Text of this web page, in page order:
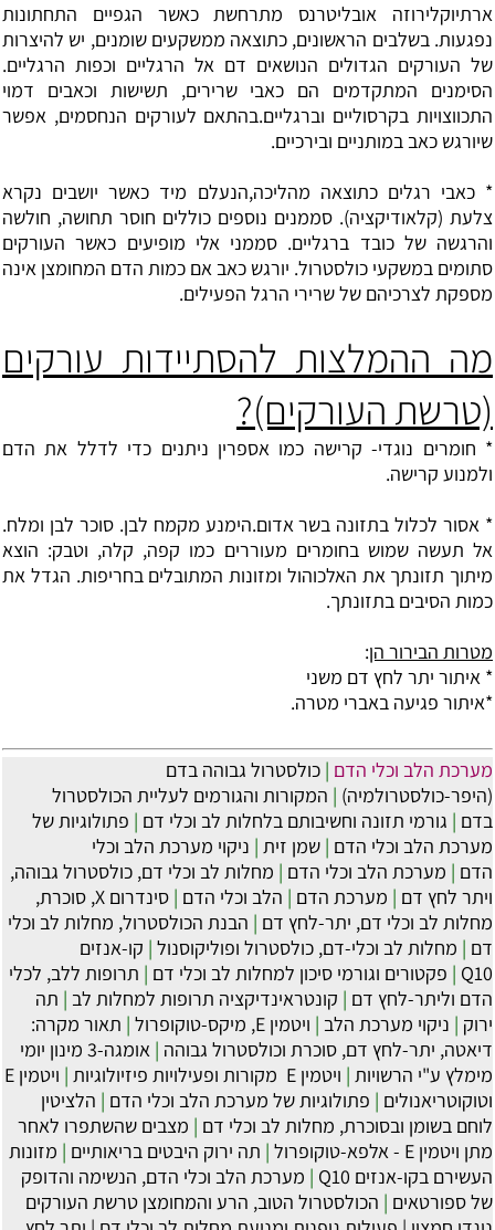
ארתיוקלירוזה אובליטרנס מתרחשת כאשר הגפיים התחתונות
נפגעות. בשלבים הראשונים, כתוצאה ממשקעים שומנים, יש להיצרות
של העורקים הגדולים הנושאים דם אל הרגליים וכפות הרגליים.
הסימנים המתקדמים הם כאבי שרירים, תשישות וכאבים דמוי
התכווצויות בקרסוליים וברגליים.בהתאם לעורקים הנחסמים, אפשר
שיורגש כאב במותניים ובירכיים.
* כאבי רגלים כתוצאה מהליכה,הנעלם מיד כאשר יושבים נקרא
צלעת (קלאודיקציה). סממנים נוספים כוללים חוסר תחושה, חולשה
והרגשה של כובד ברגליים. סממני אלי מופיעים כאשר העורקים
סתומים במשקעי כולסטרול. יורגש כאב אם כמות הדם המחומצן אינה
מספקת לצרכיהם של שרירי הרגל הפעילים.
מה ההמלצות להסתיידות עורקים
(טרשת העורקים)?
* חומרים נוגדי- קרישה כמו אספרין ניתנים כדי לדלל את הדם
ולמנוע קרישה.
* אסור לכלול בתזונה בשר אדום.הימנע מקמח לבן. סוכר לבן ומלח.
אל תעשה שמוש בחומרים מעוררים כמו קפה, קלה, וטבק: הוצא
מיתוך תזונתך את האלכוהול ומזונות המתובלים בחריפות. הגדל את
כמות הסיבים בתזונתך.
מטרות הבירור הן:
* איתור יתר לחץ דם משני
*איתור פגיעה באברי מטרה.
מערכת הלב וכלי הדם | כולסטרול גבוהה בדם
(היפר-כולסטרולמיה) | המקורות והגורמים לעליית הכולסטרול
בדם | גורמי תזונה וחשיבותם בלחלות לב וכלי דם | פתולוגיות של
מערכת הלב וכלי הדם | שמן זית | ניקוי מערכת הלב וכלי
הדם | מערכת הלב וכלי הדם | מחלות לב וכלי דם, כולסטרול גבוהה,
ויתר לחץ דם | מערכת הדם | הלב וכלי הדם |
סינדרום X, סוכרת,
מחלות לב וכלי דם, יתר-לחץ דם | הבנת הכולסטרול, מחלות לב וכלי
דם | מחלות לב וכלי-דם, כולסטרול ופוליקוסנול | קו-אנזים
Q10
| פקטורים וגורמי סיכון למחלות לב וכלי דם | תרופות ללב, לכלי
הדם וליתר-לחץ דם | קונטראינדיקציה תרופות למחלות לב | תה
ירוק | ניקוי מערכת הלב | ויטמין E, מיקס-טוקופרול | תאור מקרה:
דיאטה, יתר-לחץ דם, סוכרת וכולסטרול גבוהה |
אומגה-3 מינון יומי
מימלץ ע"י הרשויות | ‏ויטמין E מקורות ופעילויות פיזיולוגיות |
ויטמין E
וטוקוטריאנולים | פתולוגיות של מערכת הלב וכלי הדם | הלציטין
לוחם בשומן ובסוכרת, מחלות לב וכלי דם | מצבים שהשתפרו לאחר
מתן ויטמין E - אלפא-טוקופרול
| תה ירוק היבטים בריאותיים | מזונות
העשירם בקו-אנזים Q10
| מערכת הלב וכלי הדם, הנשימה והדופק
של ספורטאים | הכולסטרול הטוב, הרע והמחומצן טרשת העורקים